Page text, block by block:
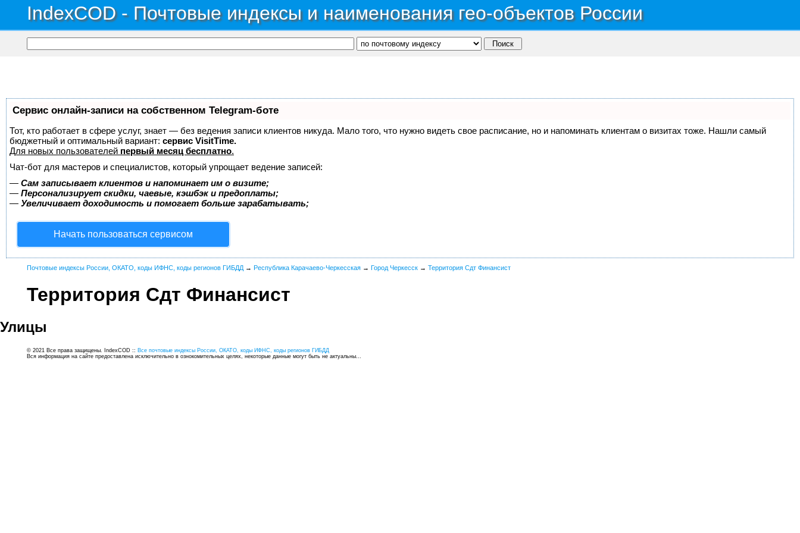
IndexCOD - Почтовые индексы и наименования гео-объектов России
Сервис онлайн-записи на собственном Telegram-боте
Тот, кто работает в сфере услуг, знает — без ведения записи клиентов никуда. Мало того, что нужно видеть свое расписание, но и напоминать клиентам о визитах тоже. Нашли самый
бюджетный и оптимальный вариант: сервис VisitTime.
Для новых пользователей первый месяц бесплатно.
Чат-бот для мастеров и специалистов, который упрощает ведение записей:
— Сам записывает клиентов и напоминает им о визите;
— Персонализирует скидки, чаевые, кэшбэк и предоплаты;
— Увеличивает доходимость и помогает больше зарабатывать;
Начать пользоваться сервисом
Почтовые индексы России, ОКАТО, коды ИФНС, коды регионов ГИБДД → Республика Карачаево-Черкесская → Город Черкесск → Территория Сдт Финансист
Территория Сдт Финансист
Улицы
© 2021 Все права защищены. IndexCOD :: Все почтовые индексы России, ОКАТО, коды ИФНС, коды регионов ГИБДД
Вся информация на сайте предоставлена исключительно в ознокомительных целях, некоторые данные могут быть не актуальны...